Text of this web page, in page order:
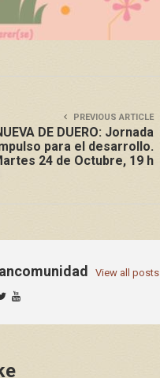
PREVIOUS ARTICLE
DE DUERO: Jornada
para el desarrollo.
24 de Octubre, 19 h
View all posts